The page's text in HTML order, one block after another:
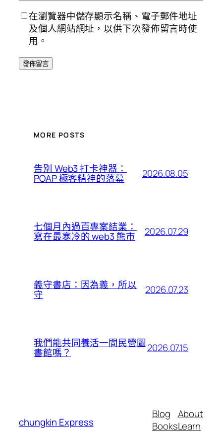
在瀏覽器中儲存顯示名稱、電子郵件地址
及個人網站網址，以供下次發佈留言時使
用。
MORE POSTS
告別 Web3 打卡神器：
POAP 極客精神的落幕 2026.08.05
七個月內過百專案結業：
寫在最寒冷的 web3 熊市 2026.07.29
義守書店：因為義，所以
守 2026.07.23
我們能共同養活一間民營圖
書館嗎？ 2026.07.15
chungkin Express
Blog
Books
About
Learn